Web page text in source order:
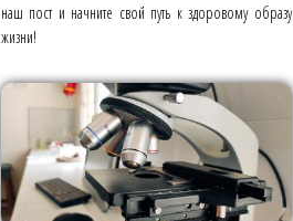
наш пост и начните свой путь к здоровому образу
жизни!